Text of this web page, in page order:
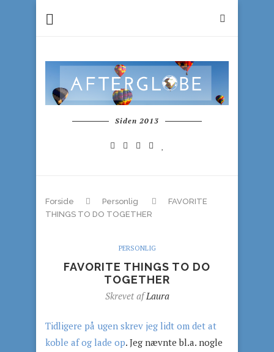
Siden 2013
Forside Personlig
FAVORITE
THINGS TO DO TOGETHER
PERSONLIG
FAVORITE THINGS TO DO
TOGETHER
Skrevet afLaura
Tidligere på ugen skrev jeg lidt om det at
koble af og lade op. Jeg nævnte bl.a. nogle